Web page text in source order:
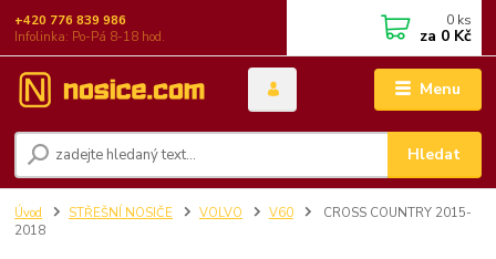
Menu
Hledat
+420 776 839 986
Infolinka: Po-Pá 8-18 hod.
0 ks
za 0 Kč
Úvod STŘEŠNÍ NOSIČE VOLVO V60
CROSS COUNTRY 2015-
2018